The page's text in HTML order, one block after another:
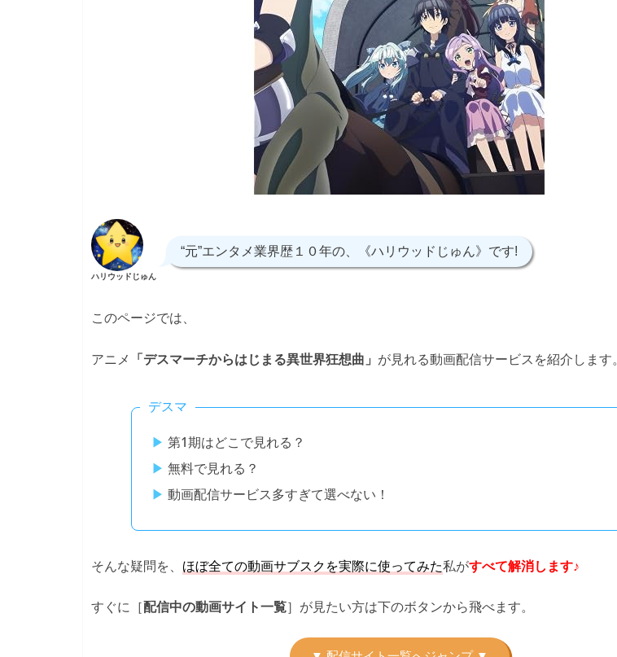
ハリウッドじゅん
“元”エンタメ業界歴１０年の、《ハリウッドじゅん》です!
このページでは、
アニメ 「デスマーチからはじまる異世界狂想曲」 が見れる動画配信サービスを紹介します。
デスマ
第1期はどこで見れる？
無料で見れる？
動画配信サービス多すぎて選べない！
そんな疑問を、 ほぼ全ての動画サブスクを実際に使ってみた私がすべて解消します♪
すぐに［配信中の動画サイト一覧］が見たい方は下のボタンから飛べます。